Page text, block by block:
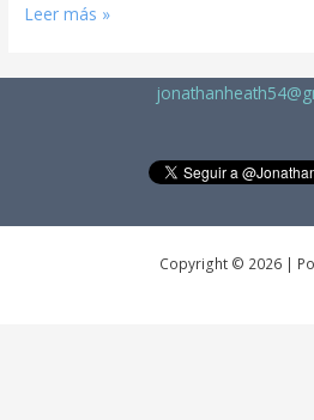
Leer más »
Copyright © 2026 |